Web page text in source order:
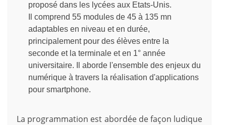
proposé dans les lycées aux Etats-Unis.
Il comprend 55 modules de 45 à 135 mn
adaptables en niveau et en durée,
principalement pour des élèves entre la
seconde et la terminale et en 1° année
universitaire. Il aborde l'ensemble des enjeux du
numérique à travers la réalisation d'applications
pour smartphone.
La programmation est abordée de façon ludique